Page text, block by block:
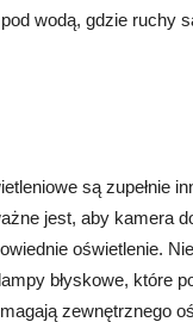
wodą, gdzie ruchy
są zupełnie
jest, aby kamera
oświetlenie.
błyskowe, które
zewnętrznego